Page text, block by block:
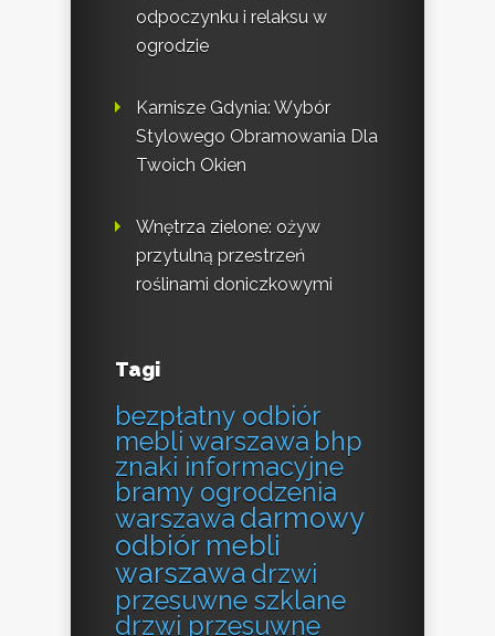
odpoczynku i relaksu w
ogrodzie
Karnisze Gdynia: Wybór
Stylowego Obramowania Dla
Twoich Okien
Wnętrza zielone: ożyw
przytulną przestrzeń
roślinami doniczkowymi
Tagi
bezpłatny odbiór
mebli warszawa bhp
znaki informacyjne
bramy ogrodzenia
warszawa darmowy
odbiór mebli
warszawa drzwi
przesuwne szklane
drzwi przesuwne